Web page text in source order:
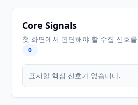
Core Signals
첫 화면에서 판단해야 할 수집 신호
0
표시할 핵심 신호가 없습니다.